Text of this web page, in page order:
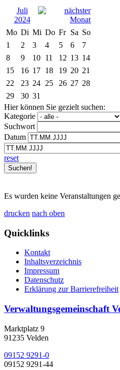
Juli
2024
Mo Di Mi Do Fr Sa So
1
2 3 4 5 6
7
8
9 10 11 12 13 14
15
16 17 18 19 20 21
22
23 24 25 26 27 28
29
30 31
Hier können Sie gezielt suchen:
Kategorie
Suchwort
Datum
reset
Es wurden keine Veranstaltungen
drucken nach oben
Quicklinks
Kontakt
Inhaltsverzeichnis
Impressum
Datenschutz
Erklärung zur Barrierefreiheit
Verwaltungsgemeinschaft
Marktplatz 9
91235 Velden
09152 9291-0
09152 9291-44